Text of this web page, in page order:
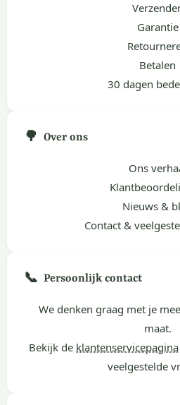
Garantie
Betalen
30 dagen
🌳 Over ons
Ons
Nieuws &
Contact &
📞 Persoonlijk contact
We denken graag met je
maat.
Bekijk de klantenservicepagina
veelgestelde